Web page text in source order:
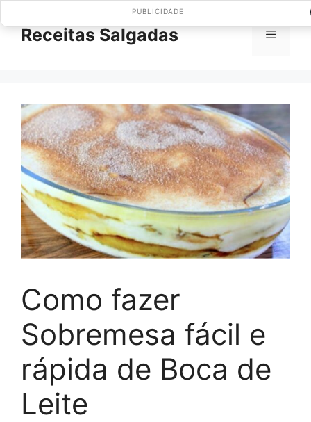
paraReceitas Salgadas Menu
Como fazer
Sobremesa fácil e
rápida de Boca de
Leite
PUBLICIDADE